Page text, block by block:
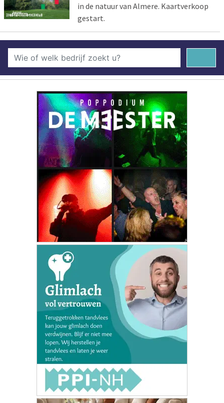
in de natuur van Almere. Kaartverkoop
gestart.